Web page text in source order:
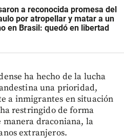
a reconocida promesa del
por atropellar y matar a un
en Brasil: quedó en libertad
ha hecho de la lucha
una prioridad,
a inmigrantes en situación
restringido de forma
manera draconiana, la
extranjeros.